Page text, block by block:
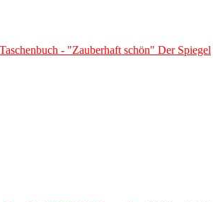
- "Zauberhaft schön" Der Spiegel